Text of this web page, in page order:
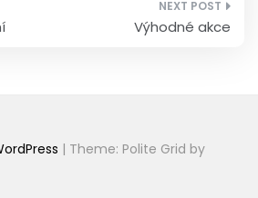
Výhodné akce
| Theme: Polite Grid by